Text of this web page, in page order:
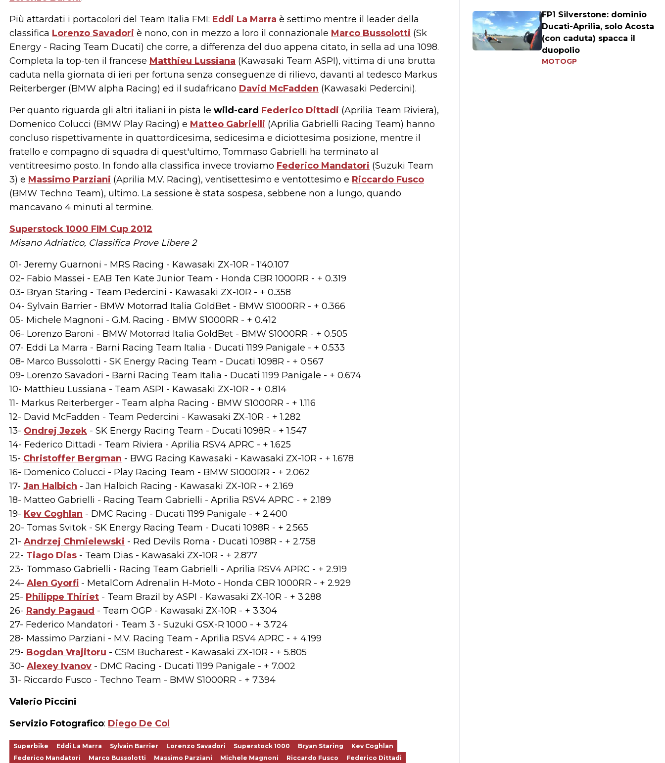
Più attardati i portacolori del Team Italia FMI: Eddi La Marra è settimo mentre il leader della
classifica Lorenzo Savadori è nono, con in mezzo a loro il connazionale Marco Bussolotti (Sk
Energy - Racing Team Ducati) che corre, a differenza del duo appena citato, in sella ad una 1098.
Completa la top-ten il francese Matthieu Lussiana (Kawasaki Team ASPI), vittima di una brutta
caduta nella giornata di ieri per fortuna senza conseguenze di rilievo, davanti al tedesco Markus
Reiterberger (BMW alpha Racing) ed il sudafricano David McFadden (Kawasaki Pedercini).
Per quanto riguarda gli altri italiani in pista le wild-card Federico Dittadi (Aprilia Team Riviera),
Domenico Colucci (BMW Play Racing) e Matteo Gabrielli (Aprilia Gabrielli Racing Team) hanno
concluso rispettivamente in quattordicesima, sedicesima e diciottesima posizione, mentre il
fratello e compagno di squadra di quest'ultimo, Tommaso Gabrielli ha terminato al
ventitreesimo posto. In fondo alla classifica invece troviamo Federico Mandatori (Suzuki Team
3) e Massimo Parziani (Aprilia M.V. Racing), ventisettesimo e ventottesimo e Riccardo Fusco
(BMW Techno Team), ultimo. La sessione è stata sospesa, sebbene non a lungo, quando
mancavano 4 minuti al termine.
Superstock 1000 FIM Cup 2012
Misano Adriatico, Classifica Prove Libere 2
01- Jeremy Guarnoni - MRS Racing - Kawasaki ZX-10R - 1'40.107
02- Fabio Massei - EAB Ten Kate Junior Team - Honda CBR 1000RR - + 0.319
03- Bryan Staring - Team Pedercini - Kawasaki ZX-10R - + 0.358
04- Sylvain Barrier - BMW Motorrad Italia GoldBet - BMW S1000RR - + 0.366
05- Michele Magnoni - G.M. Racing - BMW S1000RR - + 0.412
06- Lorenzo Baroni - BMW Motorrad Italia GoldBet - BMW S1000RR - + 0.505
07- Eddi La Marra - Barni Racing Team Italia - Ducati 1199 Panigale - + 0.533
08- Marco Bussolotti - SK Energy Racing Team - Ducati 1098R - + 0.567
09- Lorenzo Savadori - Barni Racing Team Italia - Ducati 1199 Panigale - + 0.674
10- Matthieu Lussiana - Team ASPI - Kawasaki ZX-10R - + 0.814
11- Markus Reiterberger - Team alpha Racing - BMW S1000RR - + 1.116
12- David McFadden - Team Pedercini - Kawasaki ZX-10R - + 1.282
13- Ondrej Jezek - SK Energy Racing Team - Ducati 1098R - + 1.547
14- Federico Dittadi - Team Riviera - Aprilia RSV4 APRC - + 1.625
15- Christoffer Bergman - BWG Racing Kawasaki - Kawasaki ZX-10R - + 1.678
16- Domenico Colucci - Play Racing Team - BMW S1000RR - + 2.062
17- Jan Halbich - Jan Halbich Racing - Kawasaki ZX-10R - + 2.169
18- Matteo Gabrielli - Racing Team Gabrielli - Aprilia RSV4 APRC - + 2.189
19- Kev Coghlan - DMC Racing - Ducati 1199 Panigale - + 2.400
20- Tomas Svitok - SK Energy Racing Team - Ducati 1098R - + 2.565
21- Andrzej Chmielewski - Red Devils Roma - Ducati 1098R - + 2.758
22- Tiago Dias - Team Dias - Kawasaki ZX-10R - + 2.877
23- Tommaso Gabrielli - Racing Team Gabrielli - Aprilia RSV4 APRC - + 2.919
24- Alen Gyorfi - MetalCom Adrenalin H-Moto - Honda CBR 1000RR - + 2.929
25- Philippe Thiriet - Team Brazil by ASPI - Kawasaki ZX-10R - + 3.288
26- Randy Pagaud - Team OGP - Kawasaki ZX-10R - + 3.304
27- Federico Mandatori - Team 3 - Suzuki GSX-R 1000 - + 3.724
28- Massimo Parziani - M.V. Racing Team - Aprilia RSV4 APRC - + 4.199
29- Bogdan Vrajitoru - CSM Bucharest - Kawasaki ZX-10R - + 5.805
30- Alexey Ivanov - DMC Racing - Ducati 1199 Panigale - + 7.002
31- Riccardo Fusco - Techno Team - BMW S1000RR - + 7.394
Valerio Piccini
Servizio Fotografico: Diego De Col
Superbike Eddi La Marra Sylvain Barrier Lorenzo Savadori Superstock 1000 Bryan Staring
Kev Coghlan
Federico Mandatori
Marco Bussolotti Massimo Parziani Michele Magnoni Riccardo Fusco
Federico Dittadi
FP1 Silverstone: dominio
Ducati-Aprilia, solo Acosta
(con caduta) spacca il
duopolio
MOTOGP